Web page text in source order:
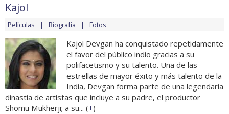
Kajol
Películas Biografía Fotos
Kajol Devgan ha conquistado repetidamente
el favor del público indio gracias a su
polifacetismo y su talento. Una de las
estrellas de mayor éxito y más talento de la
India, Devgan forma parte de una legendaria
dinastía de artistas que incluye a su padre, el productor
Shomu Mukherji; a su... (+)